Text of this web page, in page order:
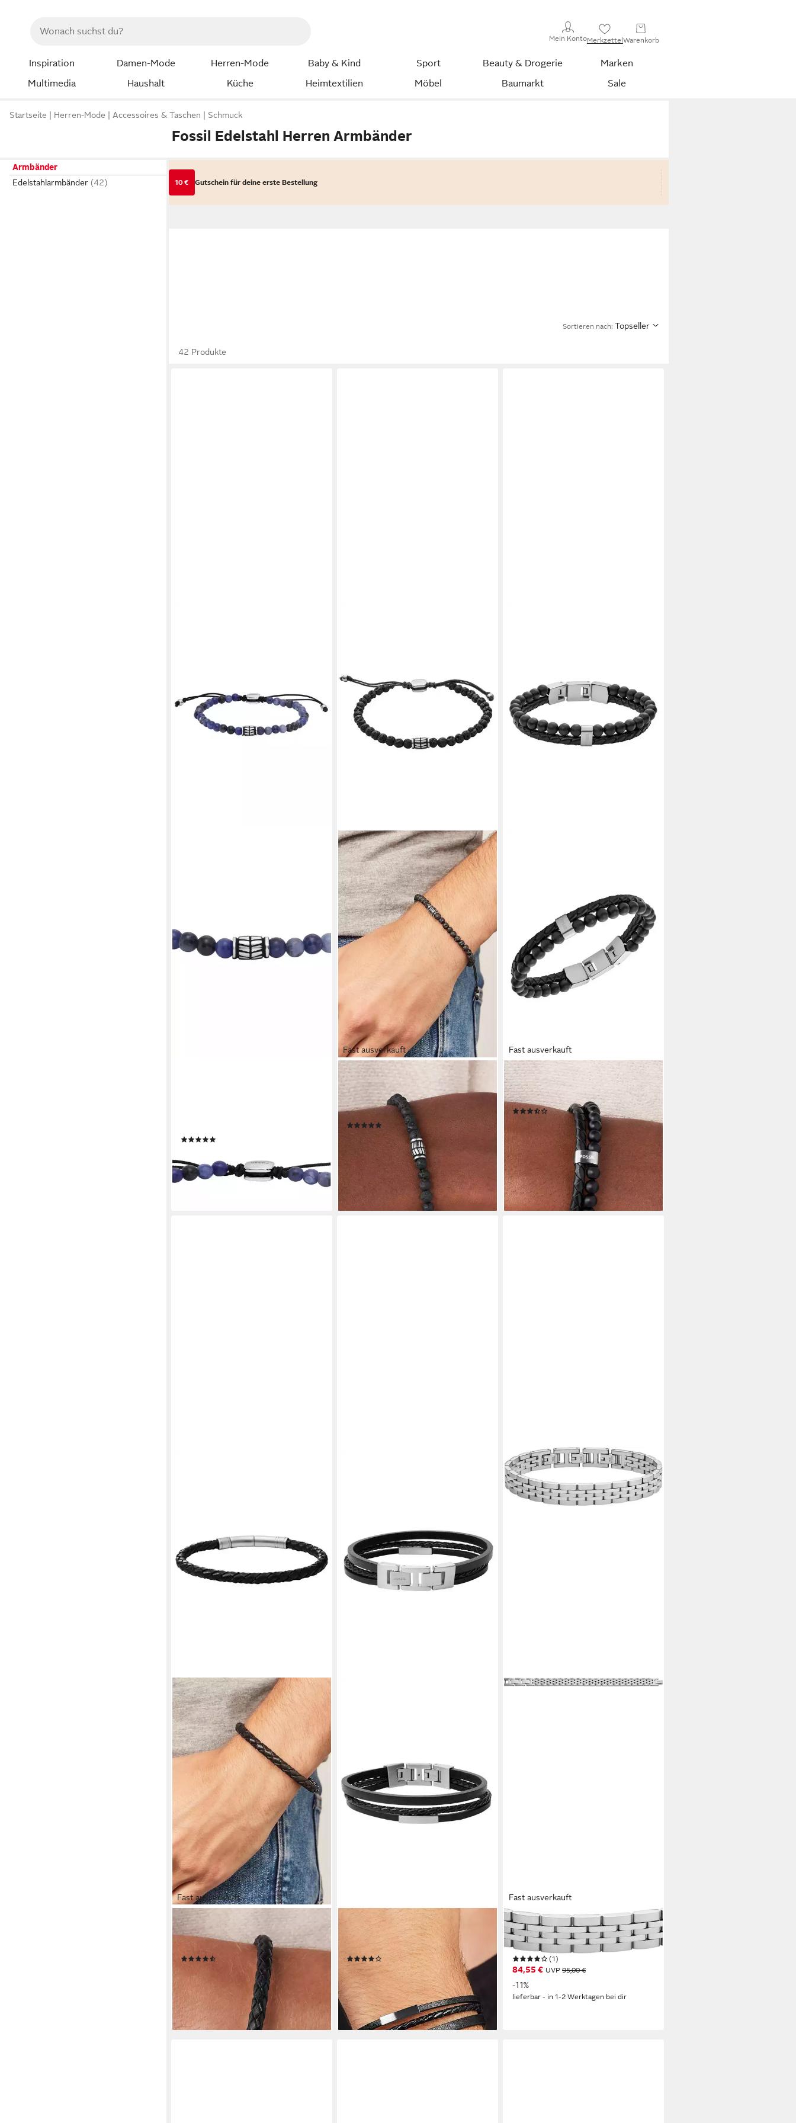
Mein KontoMerkzettelWarenkorb
Inspiration Damen-Mode Herren-Mode Baby & Kind Sport Beauty & Drogerie
Marken
Multimedia
Haushalt Küche Heimtextilien Möbel Baumarkt Sale
Startseite Herren-Mode Accessoires & Taschen Schmuck
Fossil Edelstahl Herren Armbänder
Armbänder
Edelstahlarmbänder
10 € Gutschein für deine erste Bestellung
Sortieren nach: Topseller
42 Produkte
-36%
lieferbar - in 1-2 Werktagen bei dir
Fast ausverkauft
FOSSIL
Armband Schmuck Geschenk
Edelstahl Textil VINTAGE CASUAL,
mit Lavastein
(11)
35,20 €
lieferbar - in 1-2 Werktagen bei dir
Fast ausverkauft
FOSSIL
Armband Schmuck Geschenk
Edelstahl Leder Armschmuck
(3)
UVP 59,00 €
-11%
lieferbar - in 1-2 Werktagen bei dir
Fast ausverkauft
FOSSIL
Lederarmband Schmuck Geschenk
Edelstahl Leder Armschmuck
UVP55,00 €
-16%
lieferbar - in 1-2 Werktagen bei dir
FOSSIL
Armband Schmuck Geschenk
Edelstahl Leder VINTAGE CASUAL
(10)
ab 52,51 € UVP 59,00 €
-11%
lieferbar - in 1-2 Werktagen bei dir
Fast ausverkauft
FOSSIL
Armband Schmuck Geschenk
Edelstahl Armkette Arden
(1)
84,55 € UVP95,00 €
-11%
lieferbar - in 1-2 Werktagen bei dir